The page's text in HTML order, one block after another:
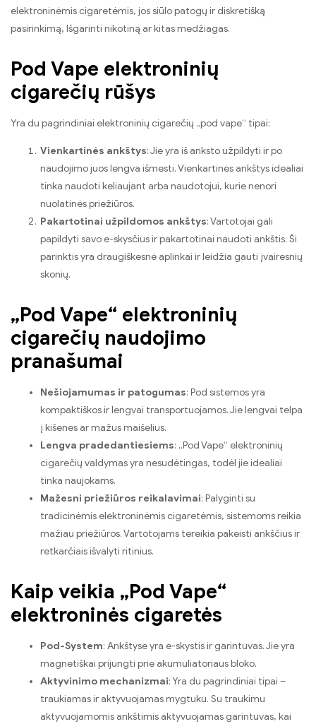
elektroninėmis cigaretėmis, jos siūlo patogų ir diskretišką
pasirinkimą, Išgarinti nikotiną ar kitas medžiagas.
Pod Vape elektroninių
cigarečių rūšys
Yra du pagrindiniai elektroninių cigarečių „pod vape“ tipai:
Vienkartinės ankštys: Jie yra iš anksto užpildyti ir po
naudojimo juos lengva išmesti. Vienkartinės ankštys idealiai
tinka naudoti keliaujant arba naudotojui, kurie nenori
nuolatinės priežiūros.
Pakartotinai užpildomos ankštys: Vartotojai gali
papildyti savo e-skysčius ir pakartotinai naudoti ankštis. Ši
parinktis yra draugiškesnė aplinkai ir leidžia gauti įvairesnių
skonių.
„Pod Vape“ elektroninių
cigarečių naudojimo
pranašumai
Nešiojamumas ir patogumas: Pod sistemos yra
kompaktiškos ir lengvai transportuojamos. Jie lengvai telpa
į kišenes ar mažus maišelius.
Lengva pradedantiesiems: „Pod Vape“ elektroninių
cigarečių valdymas yra nesudėtingas, todėl jie idealiai
tinka naujokams.
Mažesni priežiūros reikalavimai: Palyginti su
tradicinėmis elektroninėmis cigaretėmis, sistemoms reikia
mažiau priežiūros. Vartotojams tereikia pakeisti ankščius ir
retkarčiais išvalyti ritinius.
Kaip veikia „Pod Vape“
elektroninės cigaretės
Pod-System: Ankštyse yra e-skystis ir garintuvas. Jie yra
magnetiškai prijungti prie akumuliatoriaus bloko.
Aktyvinimo mechanizmai: Yra du pagrindiniai tipai –
traukiamas ir aktyvuojamas mygtuku. Su traukimu
aktyvuojamomis ankštimis aktyvuojamas garintuvas, kai